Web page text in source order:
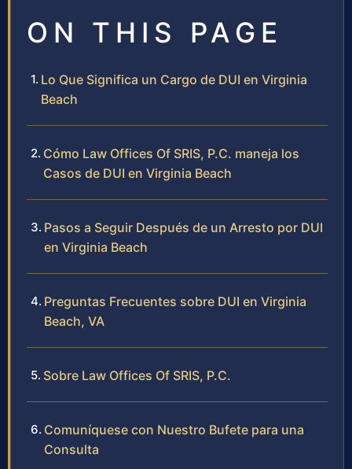
ON THIS PAGE
Lo Que Significa un Cargo de DUI en Virginia
Beach
Cómo Law Offices Of SRIS, P.C. maneja los
Casos de DUI en Virginia Beach
Pasos a Seguir Después de un Arresto por DUI
en Virginia Beach
Preguntas Frecuentes sobre DUI en Virginia
Beach, VA
Sobre Law Offices Of SRIS, P.C.
Comuníquese con Nuestro Bufete para una
Consulta